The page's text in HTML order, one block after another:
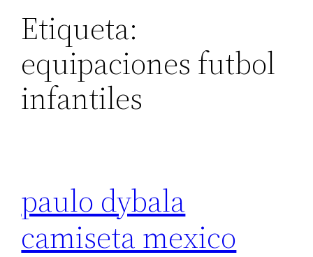
Etiqueta:
equipaciones futbol
infantiles
paulo dybala
camiseta mexico